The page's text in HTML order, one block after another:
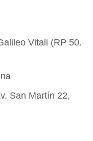
Vitali (RP 50.
San Martín 22,